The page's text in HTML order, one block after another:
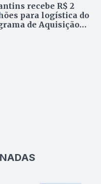
recebe R$ 2
para logística do
de Aquisição